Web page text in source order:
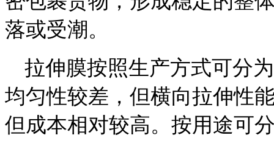
落或受潮。
拉伸膜按照生产方式可分
均匀性较差，但横向拉伸性
但成本相对较高。按用途可